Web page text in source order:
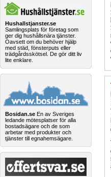
Hushallstjanster.se
Samlingsplats för företag som
ger dig hushållsnära tjänster.
Oavsett om du behöver hjälp
med städ, fönsterputs eller
trädgårdsskötsel. De gör ditt liv
lite enklare.
Bosidan.se En av Sveriges
ledande mötesplatser för alla
bostadsägare och de som
arbetar med produkter och
tjänster till egnahemsägare.